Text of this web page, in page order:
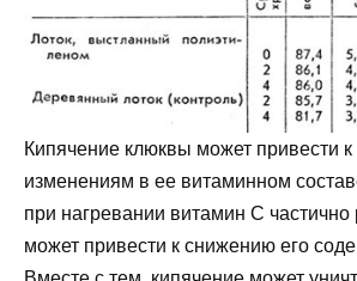
Кипячение клюквы может привести
изменениям в ее витаминном
при нагревании витамин С частично
может привести к снижению его